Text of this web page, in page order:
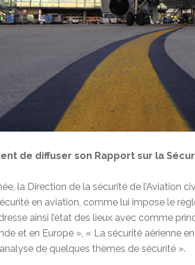
de diffuser son Rapport sur la
la Direction de la sécurité de l’Aviation
en aviation, comme lui impose le
ainsi l’état des lieux avec comme
et en Europe », « La sécurité aérienne
de quelques thèmes de sécurité ».